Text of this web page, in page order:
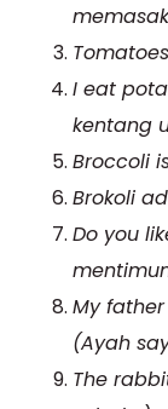
I eat
kentang
Broccoli
Brokoli
Do you
My
(Ayah
The